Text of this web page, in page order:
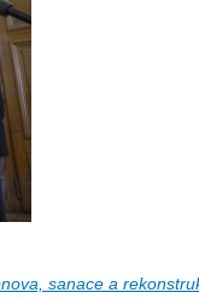
sanace a